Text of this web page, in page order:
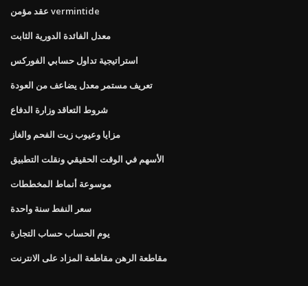
عقد مؤمن vermintide
معدل الفائدة الدورية الثابت
استراتيجية تداول حسابي الفوركس
تعريف مستمر معدل يضاعف من العودة
شروط التعاقد وزارة الدفاع
مزايا وعيوب زيت الفحم والغاز
الأسهم في الوقت الحقيقي ونقلت التطبيق
موسوعة أنماط المخططات
سعر النفط سنة واحدة
يوم الحساب حساب التجارة
مقاطعة الرهن مقاطعة المزاد على الانترنت